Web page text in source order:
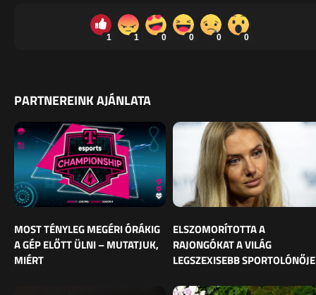
1 1 0 0 0 0
PARTNEREINK AJÁNLATA
MOST TÉNYLEG MEGÉRI ÓRÁKIG
A GÉP ELŐTT ÜLNI – MUTATJUK,
MIÉRT
ELSZOMORÍTOTTA A
RAJONGÓKAT A VILÁG
LEGSZEXISEBB SPORTOLÓNŐJE